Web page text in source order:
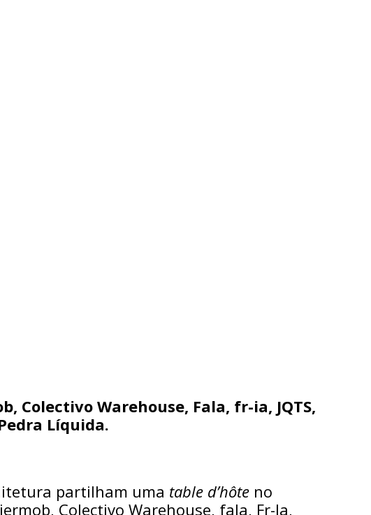
Colectivo Warehouse, Fala, fr-ia, JQTS,
Líquida.
partilham uma table d’hôteno
Colectivo Warehouse, fala, Fr-Ia,